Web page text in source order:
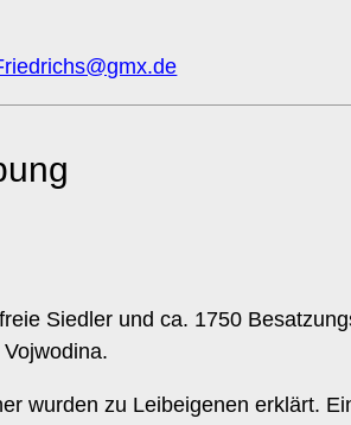
Siedler und ca. 1750
wurden zu Leibeigenen erklärt.